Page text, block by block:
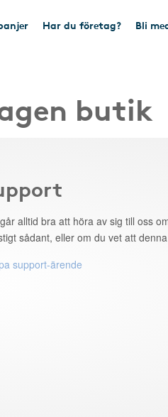
Har du företag? Bli
butik
alltid bra att höra av sig till oss
sådant, eller om du vet att
support-ärende